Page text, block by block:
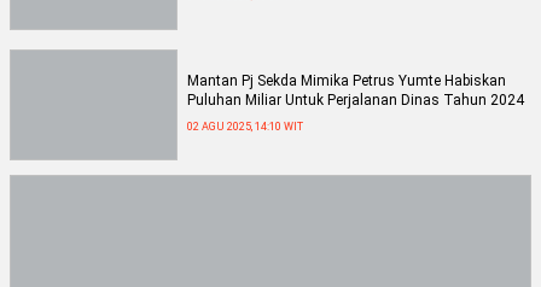
Mantan Pj Sekda Mimika Petrus Yumte Habiskan
Puluhan Miliar Untuk Perjalanan Dinas Tahun 2024
02 AGU 2025, 14:10 WIT